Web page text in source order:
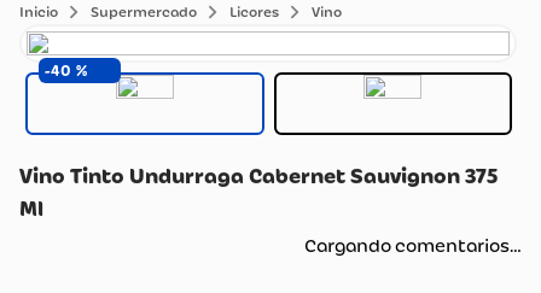
Supermercado Licores Vino
40
Vino Tinto Undurraga Cabernet Sauvignon 375
Ml
Cargando comentarios…